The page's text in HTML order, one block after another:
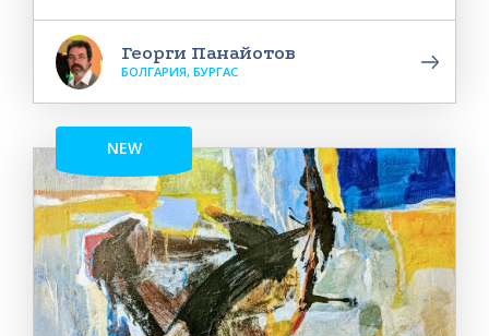
Георги Панайотов
БОЛГАРИЯ, БУРГАС
NEW